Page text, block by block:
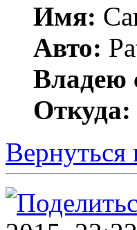
Имя:
Авто:
Владею
Откуда:
Вернуться